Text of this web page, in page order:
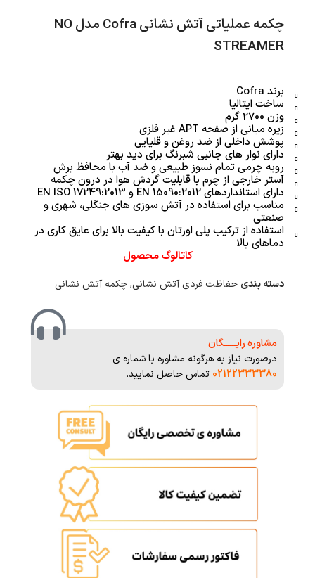
چکمه عملیاتی آتش نشانی Cofra مدل NO
STREAMER
برند Cofra
ساخت ایتالیا
وزن 2700 گرم
زیره میانی از صفحه APT غیر فلزی
پوشش داخلی از ضد روغن و قلیایی
دارای نوار های جانبی شبرنگ برای دید بهتر
رویه چرمی تمام نسوز طبیعی و ضد آب با محافظ برش
آستر خارجی از چرم با قابلیت گردش هوا در درون چکمه
دارای استانداردهای EN 15090:2012 و EN ISO 17249:2013
مناسب برای استفاده در آتش سوزی های جنگلی، شهری و
صنعتی
استفاده از ترکیب پلی اورتان با کیفیت بالا برای عایق کاری در
دماهای بالا
کاتالوگ محصول
دسته بندی حفاظت فردی آتش نشانی,چکمه آتش نشانی
مشاوره رایــــــگان
درصورت نیاز به هرگونه مشاوره با شماره ی
02122333380 تماس حاصل نمایید.